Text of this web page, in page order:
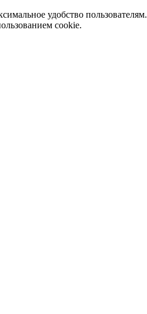
удобство пользователям.
cookie.